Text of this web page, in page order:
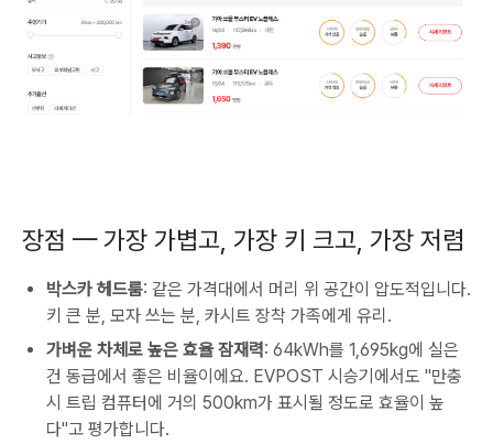
장점 — 가장 가볍고, 가장 키 크고, 가장 저렴
박스카 헤드룸: 같은 가격대에서 머리 위 공간이 압도적입니다.
키 큰 분, 모자 쓰는 분, 카시트 장착 가족에게 유리.
가벼운 차체로 높은 효율 잠재력: 64kWh를 1,695kg에 실은
건 동급에서 좋은 비율이에요. EVPOST 시승기에서도 "만충
시 트립 컴퓨터에 거의 500km가 표시될 정도로 효율이 높
다"고 평가합니다.